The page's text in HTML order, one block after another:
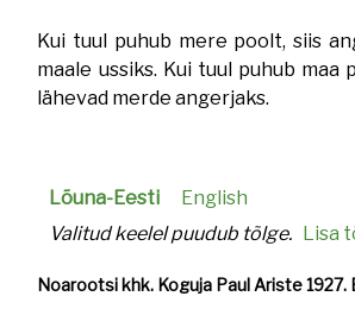
Kui tuul puhub mere poolt, siis
maale ussiks. Kui tuul puhub maa
lähevad merde angerjaks.
Lõuna-Eesti
English
Valitud keelel puudub tõlge. Lisa
Noarootsi khk. Koguja Paul Ariste 1927.